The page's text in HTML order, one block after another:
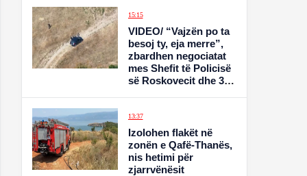
15:15
VIDEO/ “Vajzën po ta
besoj ty, eja merre”,
zbardhen negociatat
mes Shefit të Policisë
së Roskovecit dhe 35-
partneren: Mua mos
m’u afro, e kam ndarë
mendjen
13:37
Izolohen flakët në
zonën e Qafë-Thanës,
nis hetimi për
zjarrvënësit